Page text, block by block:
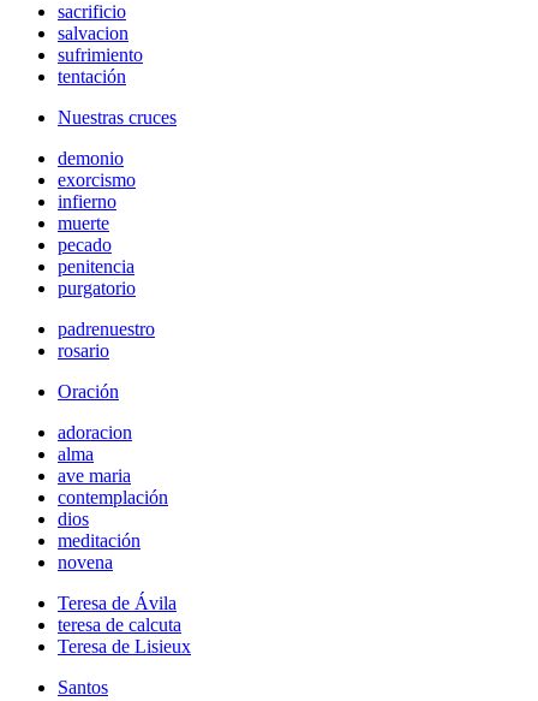
sacrificio
salvacion
sufrimiento
tentación
Nuestras cruces
demonio
exorcismo
infierno
muerte
pecado
penitencia
purgatorio
padrenuestro
rosario
Oración
adoracion
alma
ave maria
contemplación
dios
meditación
novena
Teresa de Ávila
teresa de calcuta
Teresa de Lisieux
Santos